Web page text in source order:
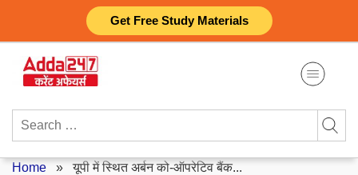
Get Free Study Materials
content
Search
Home »यूपी में स्थित अर्बन को-ऑपरेटिव बैंक...